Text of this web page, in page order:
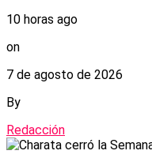
10 horas ago
on
7 de agosto de 2026
By
Redacción